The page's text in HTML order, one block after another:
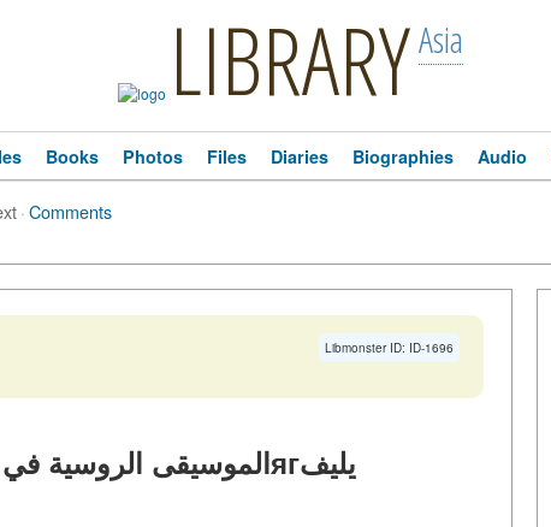
LIBRARYAsia
Books Photos Files Diaries Biographies Audio
·Comments
Libmonster ID: ID-1696
الموسيقى الروسية في أوروبا: من "المجموعة القوية" إلى دягيليف